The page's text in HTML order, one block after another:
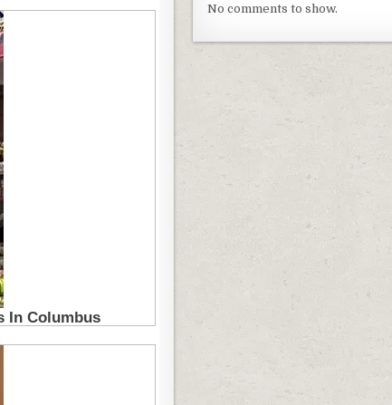
No comments to show.